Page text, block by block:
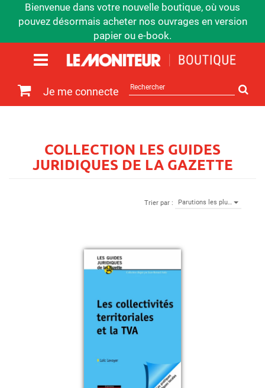
Bienvenue dans votre nouvelle boutique, où vous
pouvez désormais acheter nos ouvrages en version
papier ou e-book.
Je me connecte
sur
le
COLLECTION LES GUIDES
JURIDIQUES DE LA GAZETTE
Trier par : Parutions les plu…